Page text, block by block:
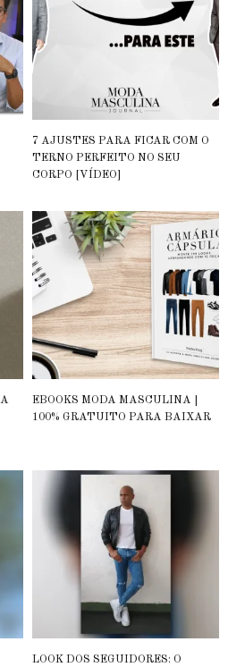
7 AJUSTES PARA FICAR COM O
TERNO PERFEITO NO SEU
CORPO [VÍDEO]
EBOOKS MODA MASCULINA |
100% GRATUITO PARA BAIXAR
LOOK DOS SEGUIDORES: O